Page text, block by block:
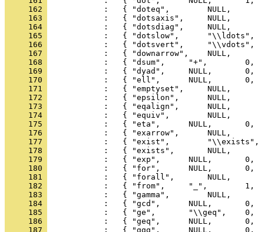
     162
     163
     164
     165
     166
     167
     168
     169
     170
     171
     172
     173
     174
     175
     176
     177
     178
     179
     180
     181
     182
     183
     184
     185
     186
     187